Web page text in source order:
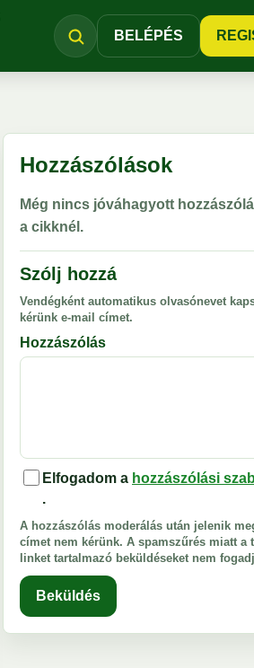
BELÉPÉS
Hozzászólások
Még nincs jóváhagyott
a cikknél.
Szólj hozzá
Vendégként automatikus olvasónevet
kérünk e-mail címet.
Hozzászólás
Elfogadom a hozzászólási
.
A hozzászólás moderálás után jelenik
címet nem kérünk. A spamszűrés miatt a
linket tartalmazó beküldéseket nem
Beküldés